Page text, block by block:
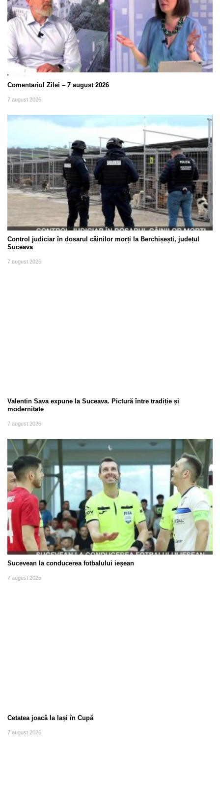
Comentariul Zilei – 7 august 2026
7 august 2026
Control judiciar în dosarul câinilor morți la Berchișești, județul
Suceava
7 august 2026
Valentin Sava expune la Suceava. Pictură între tradiție și
modernitate
7 august 2026
Sucevean la conducerea fotbalului ieșean
7 august 2026
Cetatea joacă la Iași în Cupă
7 august 2026